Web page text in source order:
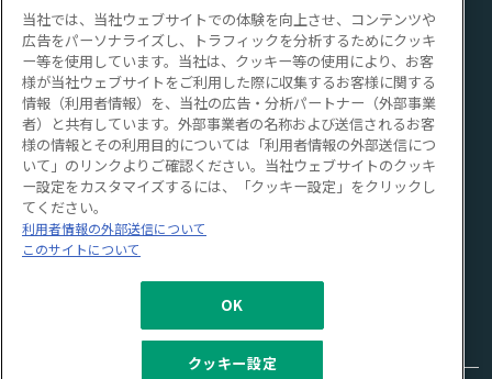
ご利用にあたって
このサイトについて
個人情報の取り扱いについて
IIJについて
関連サービス
IIJビジネスリスクマネジメントポータル
当社では、当社ウェブサイトでの体験を向上させ、コンテンツや
広告をパーソナライズし、トラフィックを分析するためにクッキ
ー等を使用しています。当社は、クッキー等の使用により、お客
様が当社ウェブサイトをご利用した際に収集するお客様に関する
情報（利用者情報）を、当社の広告・分析パートナー（外部事業
者）と共有しています。外部事業者の名称および送信されるお客
様の情報とその利用目的については「利用者情報の外部送信につ
いて」のリンクよりご確認ください。当社ウェブサイトのクッキ
ー設定をカスタマイズするには、「クッキー設定」をクリックし
てください。
利用者情報の外部送信について
このサイトについて
OK
クッキー設定